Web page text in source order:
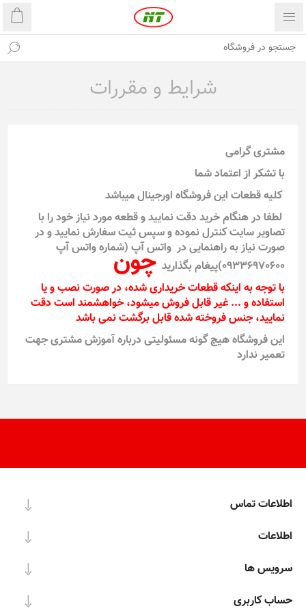
شرایط و مقررات
مشتری گرامی
با تشکر از اعتماد شما
کلیه قطعات این فروشگاه اورجینال میباشد
لطفا در هنگام خرید دقت نمایید و قطعه مورد نیاز خود را با
تصاویر سایت کنترل نموده و سپس ثیت سفارش نمایید و در
صورت نیاز به راهنمایی در واتس آپ (شماره واتس آپ
09336970600)پیغام بگذارید
چون
با توجه به اینکه قطعات خریداری شده، در صورت نصب و یا
استفاده و ... غیر قابل فروش میشود، خواهشمند است دقت
نمایید، جنس فروخته شده قابل برگشت نمی باشد
این فروشگاه هیچ گونه مسئولیتی درباره آموزش مشتری جهت
تعمیر ندارد
اطلاعات تماس
اطلاعات
سرویس ها
حساب کاربری